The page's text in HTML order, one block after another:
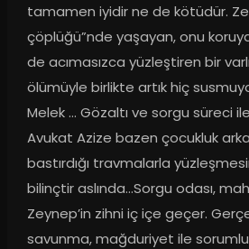
tamamen iyidir ne de kötüdür.
çöplüğü”nde yaşayan, onu
de acımasızca yüzleştiren bir
ölümüyle birlikte artık hiç
Melek ... Gözaltı ve sorgu süreci
Avukat Azize bazen çocukluk
bastırdığı travmalarla
bilinçtir aslında...Sorgu odası,
Zeynep’in zihni iç içe geçer.
savunma, mağduriyet ile